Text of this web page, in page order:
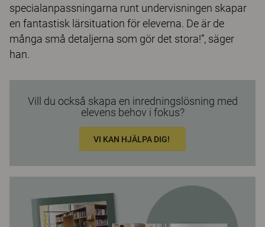
specialanpassningarna runt undervisningen skapar
en fantastisk lärsituation för eleverna. De är de
många små detaljerna som gör det stora!”, säger
han.
Vill du också skapa en inredningslösning med
elevens behov i fokus?
VI KAN HJÄLPA DIG!